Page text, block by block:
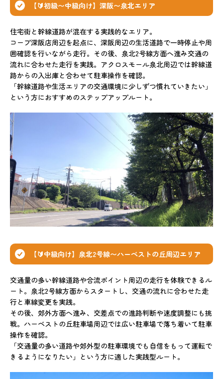
【🔰初級〜中級向け】深阪〜泉北エリア
住宅街と幹線道路が混在する実践的なエリア。
コープ深阪店周辺を起点に、深阪周辺の生活道路で一時停止や周
囲確認を行いながら走行。その後、泉北2号線方面へ進み交通の
流れに合わせた走行を実践。アクロスモール泉北周辺では幹線道
路からの入出庫と合わせて駐車操作を確認。
「幹線道路や生活エリアの交通環境に少しずつ慣れていきたい」
という方におすすめのステップアップルート。
【🔰中級向け】泉北2号線〜ハーベストの丘周辺エリア
交通量の多い幹線道路や合流ポイント周辺の走行を体験できるル
ート。泉北2号線方面からスタートし、交通の流れに合わせた走
行と車線変更を実践。
その後、郊外方面へ進み、交差点での進路判断や速度調整にも挑
戦。ハーベストの丘駐車場周辺では広い駐車場で落ち着いて駐車
操作を確認。
「交通量の多い道路や郊外型の駐車環境でも自信をもって運転で
きるようになりたい」という方に適した実践型ルート。